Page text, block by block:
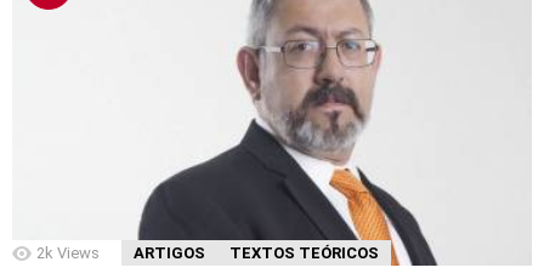
2k Views ARTIGOS TEXTOS TEÓRICOS